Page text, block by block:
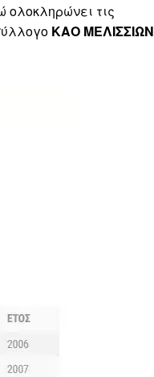
ολοκληρώνει τις
ΚΑΟ ΜΕΛΙΣΣΙΩΝ